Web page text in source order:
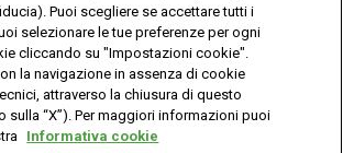
Sisal Italia S.p.A. - P.I. 02433760135
Cookies
Mappa
del
Puoi scegliere se accettare tutti i
selezionare le tue preferenze per ogni
cliccando su "Impostazioni cookie".
la navigazione in assenza di cookie
attraverso la chiusura di questo
sulla “X”). Per maggiori informazioni puoi
Informativa cookie